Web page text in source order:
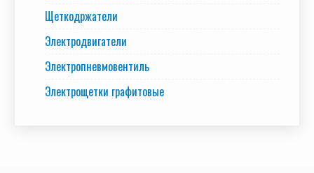
Щеткодржатели
Электродвигатели
Электропневмовентиль
Электрощетки графитовые